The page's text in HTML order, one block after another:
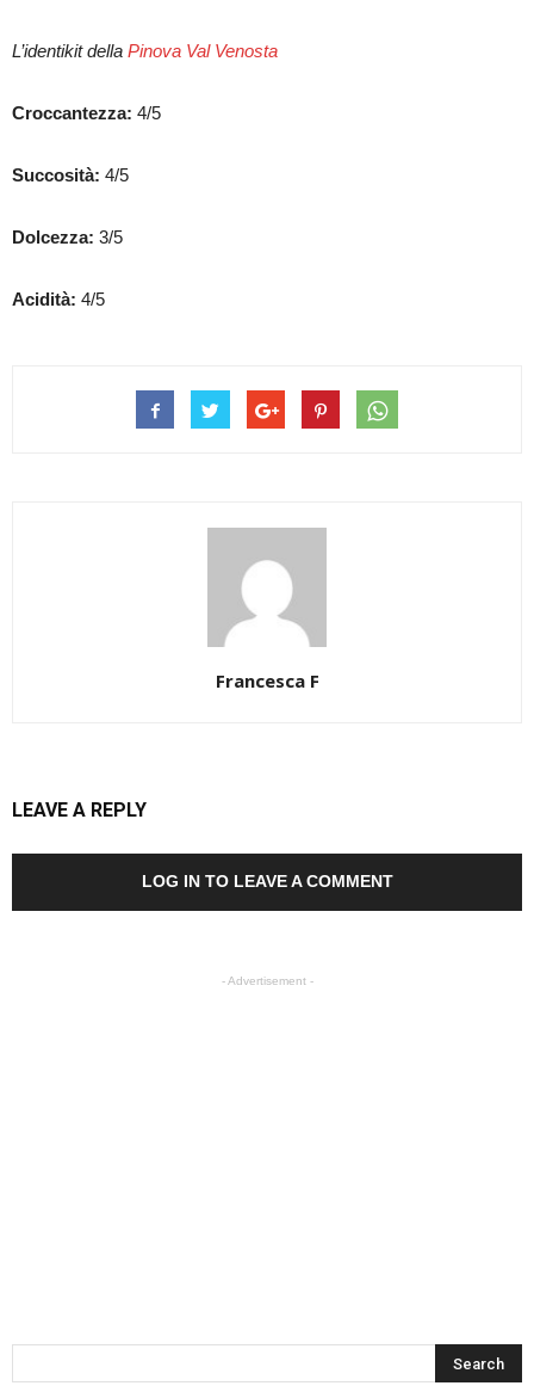
L’identikit della Pinova Val Venosta
Croccantezza: 4/5
Succosità: 4/5
Dolcezza: 3/5
Acidità: 4/5
Francesca F
LEAVE A REPLY
LOG IN TO LEAVE A COMMENT
- Advertisement -